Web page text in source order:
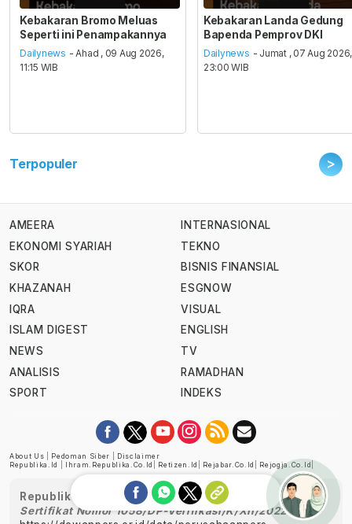
Kebakaran Bromo Meluas
Seperti ini Penampakannya
Dailynews - Ahad , 09 Aug 2026,
11:15 WIB
Kebakaran Landa Gedung
Bapenda Pemprov DKI
Dailynews - Jumat , 07 Aug 2026,
23:00 WIB
Terpopuler >
AMEERA
EKONOMI SYARIAH
SKOR
KHAZANAH
IQRA
ISLAM DIGEST
NEWS
ANALISIS
SPORT
INTERNASIONAL
TEKNO
BISNIS FINANSIAL
ESGNOW
VISUAL
ENGLISH
TV
RAMADHAN
INDEKS
About Us Pedoman Siber
Disclaimer
Republika.id
Ihram.republika.co.id Retizen.id Rejabar.co.id Rejogja.co.id
Republika telah diverifikasi oleh Dewan Pers
Sertifikat Nomor 1058/DP-Verifikasi/K/XII/2022